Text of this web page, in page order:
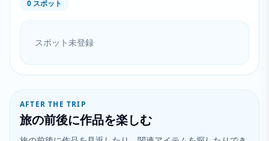
0 スポット
スポット未登録
AFTER THE TRIP
旅の前後に作品を楽しむ